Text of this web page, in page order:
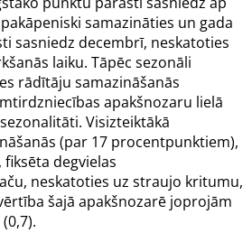
samazināties un gada
sasniedz decembrī, neskatoties
laiku. Tāpēc sezonāli
rādītāju samazināšanās
apakšnozaru lielā
Visizteiktākā
(par 17 procentpunktiem),
degvielas
neskatoties uz straujo kritumu,
šajā apakšnozarē joprojām